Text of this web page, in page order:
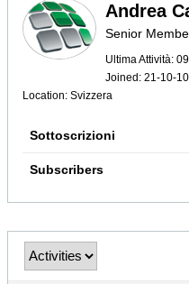
Andrea
Senior
Ultima Attività:
Joined: 21-10-10
Location: Svizzera
Sottoscrizioni
Subscribers